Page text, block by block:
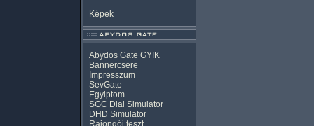
Képek
Abydos Gate GYIK
Bannercsere
Impresszum
SevGate
Egyiptom
SGC Dial Simulator
DHD Simulator
Rajongói teszt